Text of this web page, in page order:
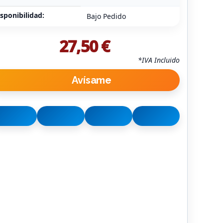
Bajo Pedido
27,50 €
*IVA Incluido
Avísame